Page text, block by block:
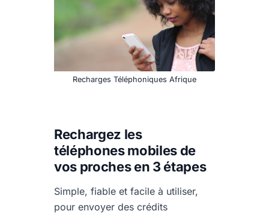
Recharges Téléphoniques Afrique
Rechargez les
téléphones mobiles de
vos proches en 3 étapes
Simple, fiable et facile à utiliser,
pour envoyer des crédits